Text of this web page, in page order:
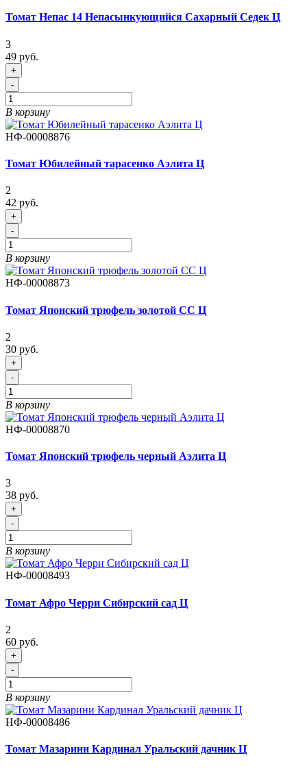
Томат Непас 14 Непасынкующийся Сахарный Седек Ц
3
49 руб.
+
-
В корзину
НФ-00008876
Томат Юбилейный тарасенко Аэлита Ц
2
42 руб.
+
-
В корзину
НФ-00008873
Томат Японский трюфель золотой СС Ц
2
30 руб.
+
-
В корзину
НФ-00008870
Томат Японский трюфель черный Аэлита Ц
3
38 руб.
+
-
В корзину
НФ-00008493
Томат Афро Черри Сибирский сад Ц
2
60 руб.
+
-
В корзину
НФ-00008486
Томат Мазарини Кардинал Уральский дачник Ц